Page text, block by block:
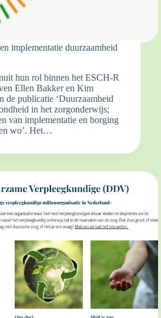
implementatie duurzaamheid
hun rol binnen het ESCH-R
Ellen Bakker en Kim
de publicatie ‘Duurzaamheid
in het zorgonderwijs;
van implementatie en borging
wo’. Het…